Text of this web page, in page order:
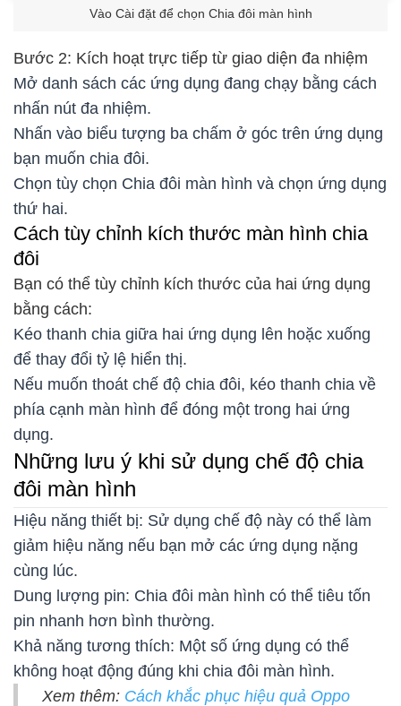
Vào Cài đặt để chọn Chia đôi màn hình
Bước 2: Kích hoạt trực tiếp từ giao diện đa nhiệm
Mở danh sách các ứng dụng đang chạy bằng cách
nhấn nút đa nhiệm.
Nhấn vào biểu tượng ba chấm ở góc trên ứng dụng
bạn muốn chia đôi.
Chọn tùy chọn Chia đôi màn hình và chọn ứng dụng
thứ hai.
Cách tùy chỉnh kích thước màn hình chia
đôi
Bạn có thể tùy chỉnh kích thước của hai ứng dụng
bằng cách:
Kéo thanh chia giữa hai ứng dụng lên hoặc xuống
để thay đổi tỷ lệ hiển thị.
Nếu muốn thoát chế độ chia đôi, kéo thanh chia về
phía cạnh màn hình để đóng một trong hai ứng
dụng.
Những lưu ý khi sử dụng chế độ chia
đôi màn hình
Hiệu năng thiết bị: Sử dụng chế độ này có thể làm
giảm hiệu năng nếu bạn mở các ứng dụng nặng
cùng lúc.
Dung lượng pin: Chia đôi màn hình có thể tiêu tốn
pin nhanh hơn bình thường.
Khả năng tương thích: Một số ứng dụng có thể
không hoạt động đúng khi chia đôi màn hình.
Xem thêm: Cách khắc phục hiệu quả Oppo